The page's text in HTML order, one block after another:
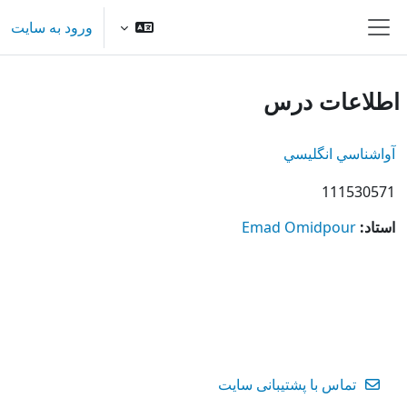
پنل کناری
ورود به سایت
اطلاعات درس
آواشناسي انگليسي
111530571
استاد: Emad Omidpour
تماس با پشتیبانی سایت